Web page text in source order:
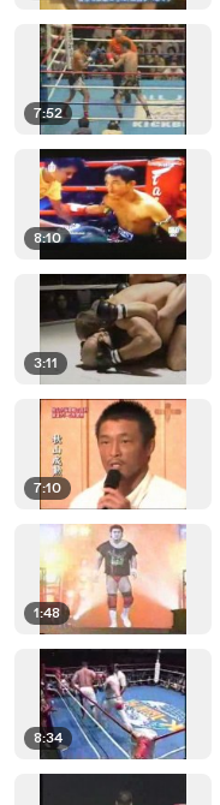
7:52
8:10
3:11
7:10
1:48
8:34